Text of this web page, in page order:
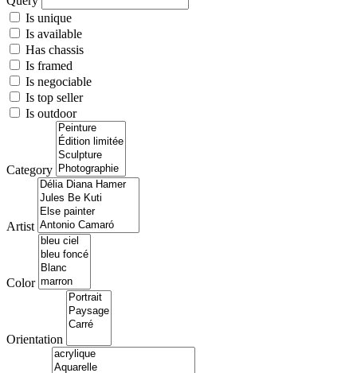
Is unique
Is available
Has chassis
Is framed
Is negociable
Is top seller
Is outdoor
Category
Artist
Color
Orientation